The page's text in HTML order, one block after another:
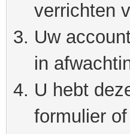
verrichten
Uw
in
U hebt
formulier